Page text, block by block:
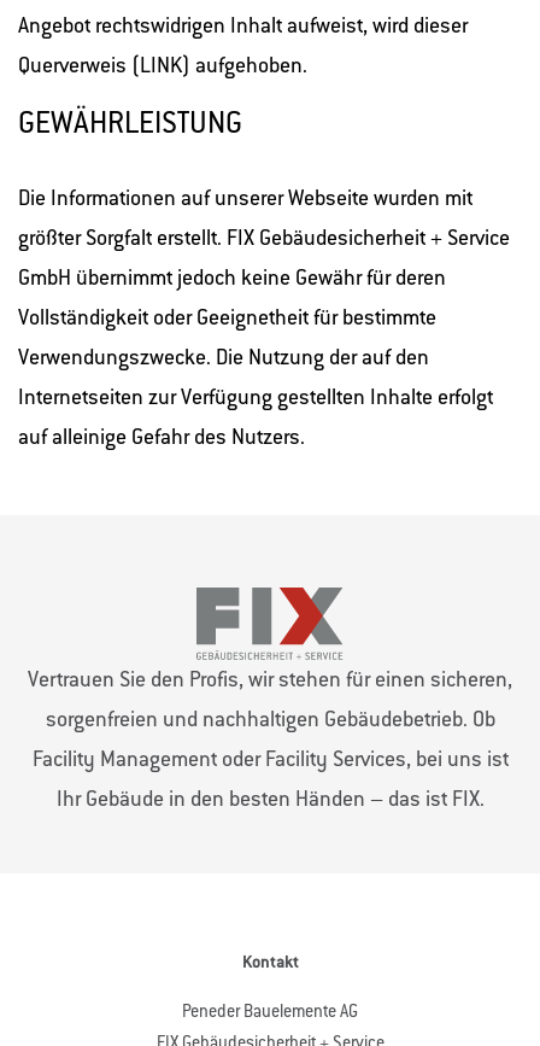
Angebot rechtswidrigen Inhalt aufweist, wird dieser
Querverweis (LINK) aufgehoben.
GEWÄHRLEISTUNG
Die Informationen auf unserer Webseite wurden mit
größter Sorgfalt erstellt. FIX Gebäudesicherheit + Service
GmbH übernimmt jedoch keine Gewähr für deren
Vollständigkeit oder Geeignetheit für bestimmte
Verwendungszwecke. Die Nutzung der auf den
Internetseiten zur Verfügung gestellten Inhalte erfolgt
auf alleinige Gefahr des Nutzers.
Vertrauen Sie den Profis, wir stehen für einen sicheren,
sorgenfreien und nachhaltigen Gebäudebetrieb. Ob
Facility Management oder Facility Services, bei uns ist
Ihr Gebäude in den besten Händen – das ist FIX.
Kontakt
Peneder Bauelemente AG